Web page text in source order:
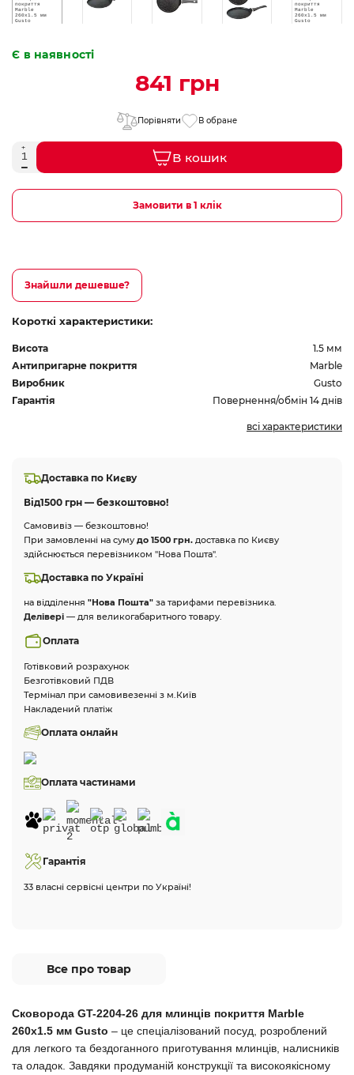
Є в наявності
841 грн
Порівняти В обране
В кошик
Замовити в 1 клік
Знайшли дешевше?
Короткі характеристики:
Висота
1.5 мм
Антипригарне покриття
Marble
Виробник
Gusto
Гарантія
Повернення/обмін 14 днів
всі характеристики
Доставка по Києву
Від1500 грн — безкоштовно!
Самовивіз — безкоштовно!
При замовленні на суму до 1500 грн. доставка по Києву
здійснюється перевізником "Нова Пошта".
Доставка по Україні
на відділення "Нова Пошта" за тарифами перевізника.
Делівері — для великогабаритного товару.
Оплата
Готівковий розрахунок
Безготівковий ПДВ
Термінал при самовивезенні з м.Київ
Накладений платіж
Оплата онлайн
Оплата частинами
Гарантія
33 власні сервісні центри по Україні!
Все про товар
Сковорода GT-2204-26 для млинців покриття Marble
260x1.5 мм Gusto – це спеціалізований посуд, розроблений
для легкого та бездоганного приготування млинців, налисників
та оладок. Завдяки продуманій конструкції та високоякісному